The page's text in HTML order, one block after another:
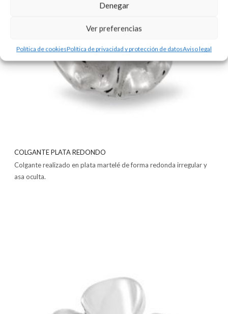
Denegar
Ver preferencias
Política de cookiesPolítica de privacidad y protección de datosAviso legal
COLGANTE PLATA REDONDO
Colgante realizado en plata martelé de forma redonda irregular y
asa oculta.